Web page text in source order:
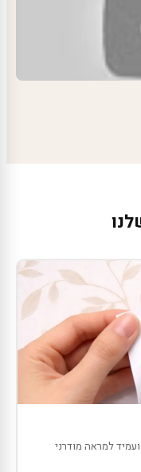
למראה מודרני